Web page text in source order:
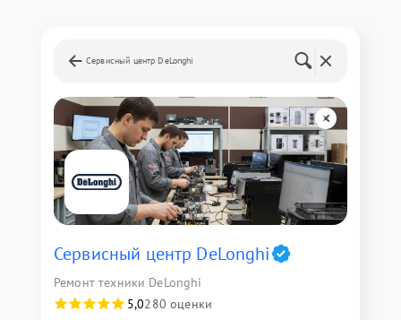
Сервисный центр DeLonghi
Сервисный центр DeLonghi
Ремонт техники DeLonghi
5,0280 оценки